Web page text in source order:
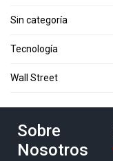
Sin categoría
Tecnología
Wall Street
Sobre
Nosotros